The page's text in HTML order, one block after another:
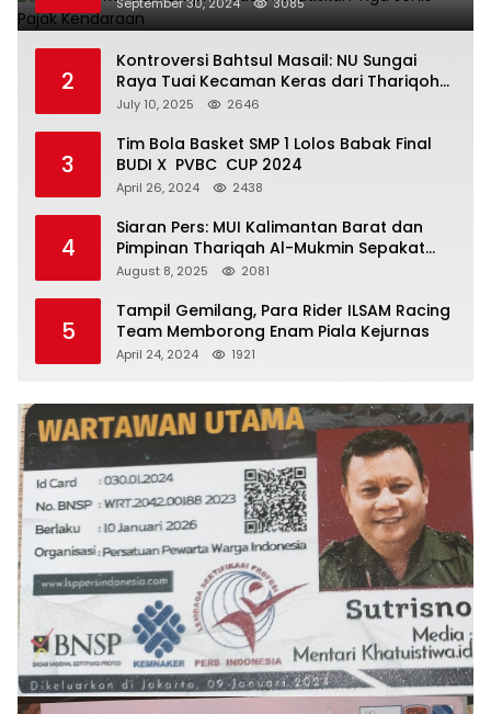
September 30, 2024 3085
2
Kontroversi Bahtsul Masail: NU Sungai
Raya Tuai Kecaman Keras dari Thariqoh
Al Mu’min
July 10, 2025 2646
3
Tim Bola Basket SMP 1 Lolos Babak Final
BUDI X PVBC CUP 2024
April 26, 2024 2438
4
Siaran Pers: MUI Kalimantan Barat dan
Pimpinan Thariqah Al-Mukmin Sepakat
Jaga Umat
August 8, 2025 2081
5
Tampil Gemilang, Para Rider ILSAM Racing
Team Memborong Enam Piala Kejurnas
April 24, 2024 1921